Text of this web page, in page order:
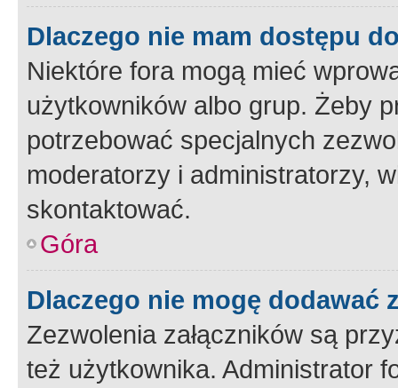
Dlaczego nie mam dostępu
Niektóre fora mogą mieć
użytkowników albo grup. Żeby
potrzebować specjalnych
moderatorzy i administratorzy,
skontaktować.
Góra
Dlaczego nie mogę dodawać
Zezwolenia załączników są
też użytkownika. Administrator